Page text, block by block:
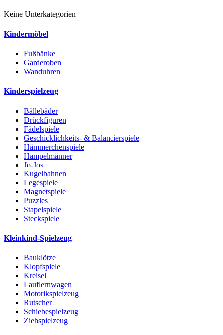
Keine Unterkategorien
Kindermöbel
Fußbänke
Garderoben
Wanduhren
Kinderspielzeug
Bällebäder
Drückfiguren
Fädelspiele
Geschicklichkeits- & Balancierspiele
Hämmerchenspiele
Hampelmänner
Jo-Jos
Kugelbahnen
Legespiele
Magnetspiele
Puzzles
Stapelspiele
Steckspiele
Kleinkind-Spielzeug
Bauklötze
Klopfspiele
Kreisel
Lauflernwagen
Motorikspielzeug
Rutscher
Schiebespielzeug
Ziehspielzeug